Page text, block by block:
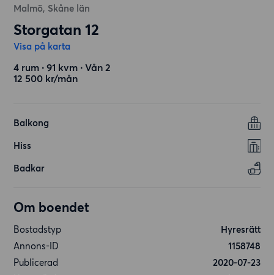
Malmö, Skåne län
Storgatan 12
Visa på karta
4 rum ∙ 91 kvm ∙ Vån 2
12 500 kr/mån
Balkong
Hiss
Badkar
Om boendet
Bostadstyp
Hyresrätt
Annons-ID
1158748
Publicerad
2020-07-23